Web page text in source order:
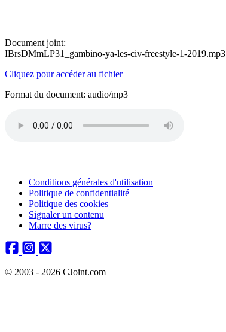
Document joint:
IBrsDMmLP31_gambino-ya-les-civ-freestyle-1-2019.mp3
Cliquez pour accéder au fichier
Format du document: audio/mp3
Conditions générales d'utilisation
Politique de confidentialité
Politique des cookies
Signaler un contenu
Marre des virus?
© 2003 - 2026 CJoint.com